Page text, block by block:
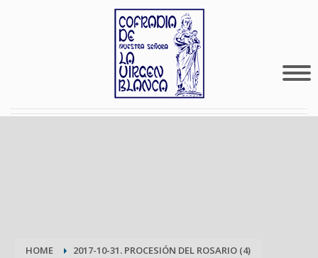
HOME 2017-10-31. PROCESIÓN DEL ROSARIO (4)